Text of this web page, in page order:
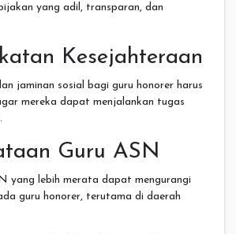
yang adil, transparan, dan
Kesejahteraan
jaminan sosial bagi guru honorer harus
mereka dapat menjalankan tugas
Guru ASN
yang lebih merata dapat mengurangi
guru honorer, terutama di daerah